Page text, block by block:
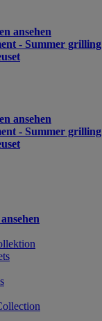
ansehen
- Summer grilling
ansehen
- Summer grilling